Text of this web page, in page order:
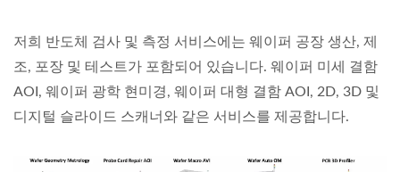
저희 반도체 검사 및 측정 서비스에는 웨이퍼 공장 생산, 제
조, 포장 및 테스트가 포함되어 있습니다. 웨이퍼 미세 결함
AOI, 웨이퍼 광학 현미경, 웨이퍼 대형 결함 AOI, 2D, 3D 및
디지털 슬라이드 스캐너와 같은 서비스를 제공합니다.